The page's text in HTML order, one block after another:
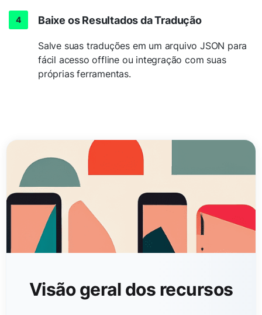
Baixe os Resultados da Tradução
Salve suas traduções em um arquivo JSON para
fácil acesso offline ou integração com suas
próprias ferramentas.
Visão geral dos recursos